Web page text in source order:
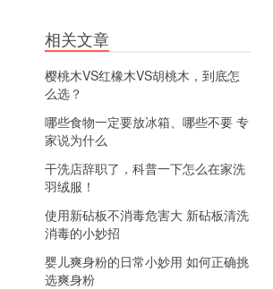
相关文章
樱桃木VS红橡木VS胡桃木，到底怎
么选？
哪些食物一定要放冰箱、哪些不要 专
家说为什么
干洗店辞职了，科普一下怎么在家洗
羽绒服！
使用新砧板不消毒危害大 新砧板清洗
消毒的小妙招
婴儿爽身粉的日常小妙用 如何正确挑
选爽身粉